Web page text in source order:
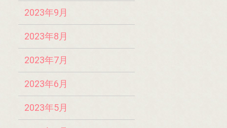
2023年9月
2023年8月
2023年7月
2023年6月
2023年5月